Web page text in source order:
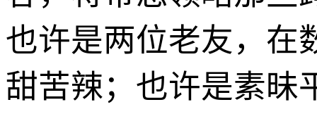
也许是两位老友，在
甜苦辣；也许是素昧